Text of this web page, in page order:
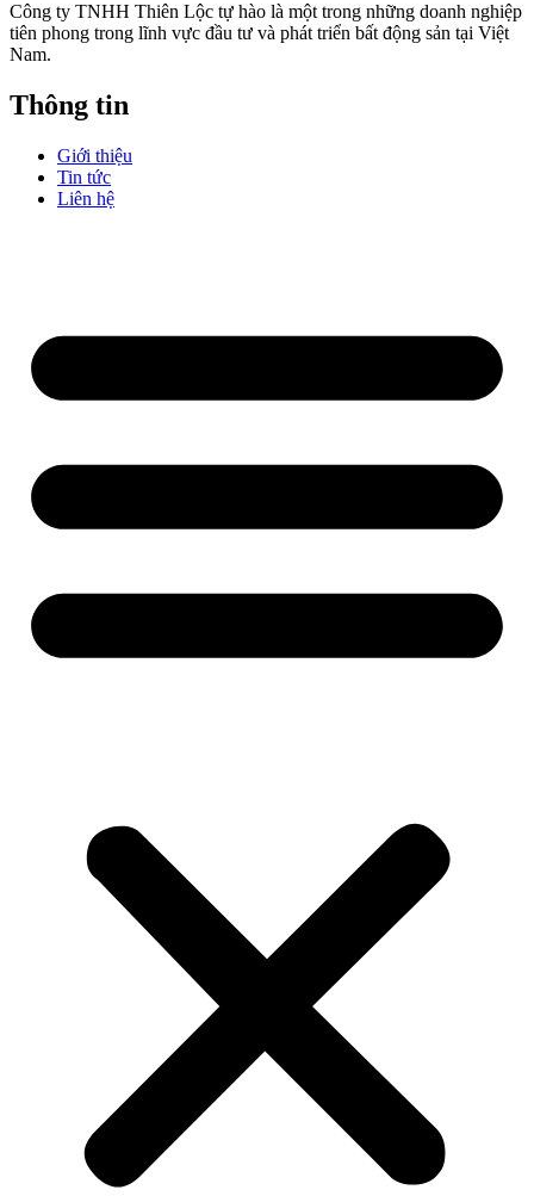
Công ty TNHH Thiên Lộc tự hào là một trong những doanh nghiệp
tiên phong trong lĩnh vực đầu tư và phát triển bất động sản tại Việt
Nam.
Thông tin
Giới thiệu
Tin tức
Liên hệ